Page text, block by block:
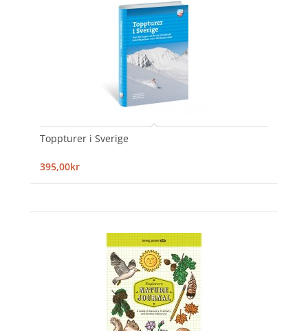
Toppturer i Sverige
395,00kr